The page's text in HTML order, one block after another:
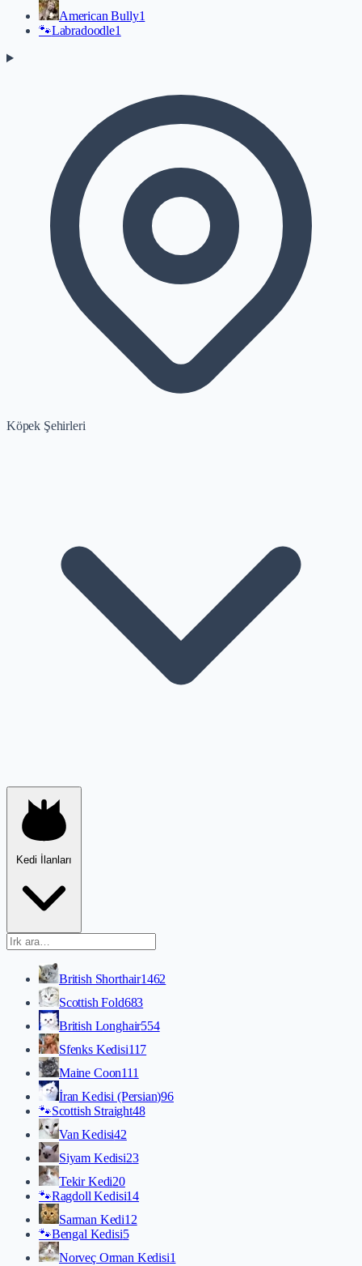
American Bully1
🐾Labradoodle1
Köpek Şehirleri
Kedi İlanları
British Shorthair1462
Scottish Fold683
British Longhair554
Sfenks Kedisi117
Maine Coon111
İran Kedisi (Persian)96
🐾Scottish Straight48
Van Kedisi42
Siyam Kedisi23
Tekir Kedi20
🐾Ragdoll Kedisi14
Sarman Kedi12
🐾Bengal Kedisi5
Norveç Orman Kedisi1